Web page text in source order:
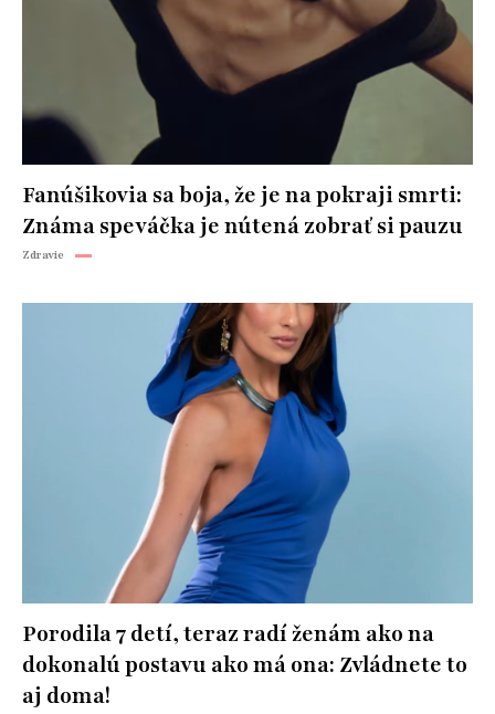
Fanúšikovia sa boja, že je na pokraji smrti:
Známa speváčka je nútená zobrať si pauzu
Zdravie
Porodila 7 detí, teraz radí ženám ako na
dokonalú postavu ako má ona: Zvládnete to
aj doma!